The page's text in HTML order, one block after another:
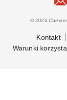
© 2026
Kontakt
Warunki